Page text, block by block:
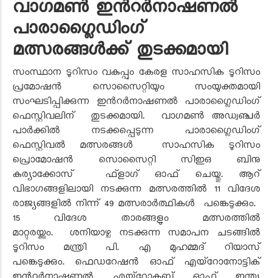
വാഗമണ്‍ ഇന്‍റര്‍നാഷണല്‍
പാരാഗ്ലൈഡിംഗ്
മത്സരങ്ങള്‍ക്ക് തുടക്കമായി
സംസ്ഥാന ടൂറിസം വകുപ്പും കേരള സാഹസിക ടൂറിസം
പ്രമോഷന്‍ സൊസൈറ്റിയും സംയുക്തമായി
സംഘടിപ്പിക്കുന്ന ഇന്‍റര്‍നാഷണല്‍ പാരാഗ്ലൈഡിംഗ്
ഫെസ്റ്റിവലിന് തുടക്കമായി. വാഗമണ്‍ അഡ്വഞ്ചര്‍
പാര്‍ക്കില്‍ നടക്കപ്പെടുന്ന പാരാഗ്ലൈഡിംഗ്
ഫെസ്റ്റിവൽ മത്സരങ്ങള്‍ സാഹസിക ടൂറിസം
പ്രൊമോഷന്‍ സൊസൈറ്റി സിഇഒ ബിനു
കുര്യാക്കോസ് ഫ്ളാഗ് ഓഫ് ചെയ്തു. ആറ്
വിഭാഗങ്ങളിലായി നടക്കുന്ന മത്സരത്തില്‍ 11 വിദേശ
രാജ്യങ്ങളില്‍ നിന്ന് 49 മത്സരാര്‍ത്ഥികള്‍ പങ്കെടുക്കും.
15 വിദേശ താരങ്ങളും മത്സരത്തില്‍
മാറ്റുരയ്ക്കും. ശനിയാഴ്ച നടക്കുന്ന സമാപന ചടങ്ങില്‍
ടൂറിസം മന്ത്രി പി. എ മുഹമ്മദ് റിയാസ്
പങ്കെടുക്കും. ഫെഡറേഷന്‍ ഓഫ് എയ്റോനോട്ടിക്